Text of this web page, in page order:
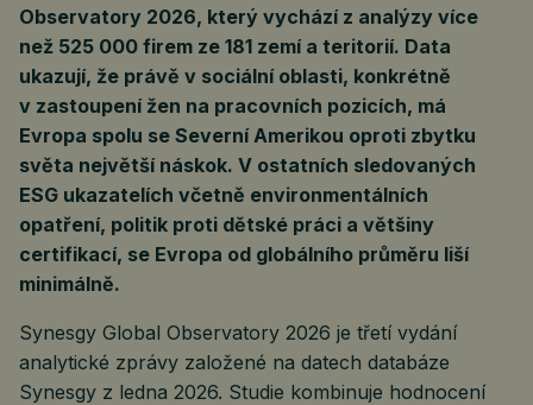
Observatory 2026, který vychází z analýzy více
než 525 000 firem ze 181 zemí a teritorií. Data
ukazují, že právě v sociální oblasti, konkrétně
v zastoupení žen na pracovních pozicích, má
Evropa spolu se Severní Amerikou oproti zbytku
světa největší náskok. V ostatních sledovaných
ESG ukazatelích včetně environmentálních
opatření, politik proti dětské práci a většiny
certifikací, se Evropa od globálního průměru liší
minimálně.
Synesgy Global Observatory 2026 je třetí vydání
analytické zprávy založené na datech databáze
Synesgy z ledna 2026. Studie kombinuje hodnocení